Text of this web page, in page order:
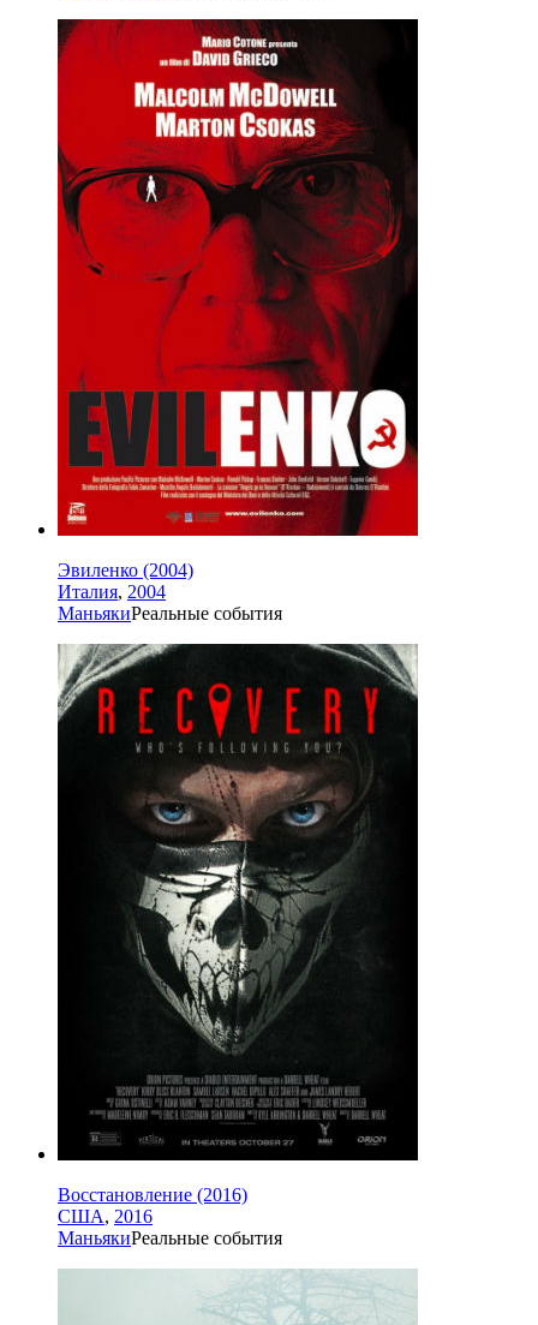
Эвиленко (2004)
Италия, 2004
МаньякиРеальные события
Восстановление (2016)
США, 2016
МаньякиРеальные события